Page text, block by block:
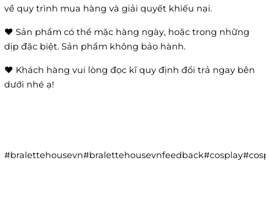
về quy trình mua hàng và giải quyết khiếu nại.
❤️ Sản phẩm có thể mặc hàng ngày, hoặc trong những
dịp đặc biệt. Sản phẩm không bảo hành.
❤️ Khách hàng vui lòng đọc kĩ quy định đổi trả ngay bên
dưới nhé ạ!